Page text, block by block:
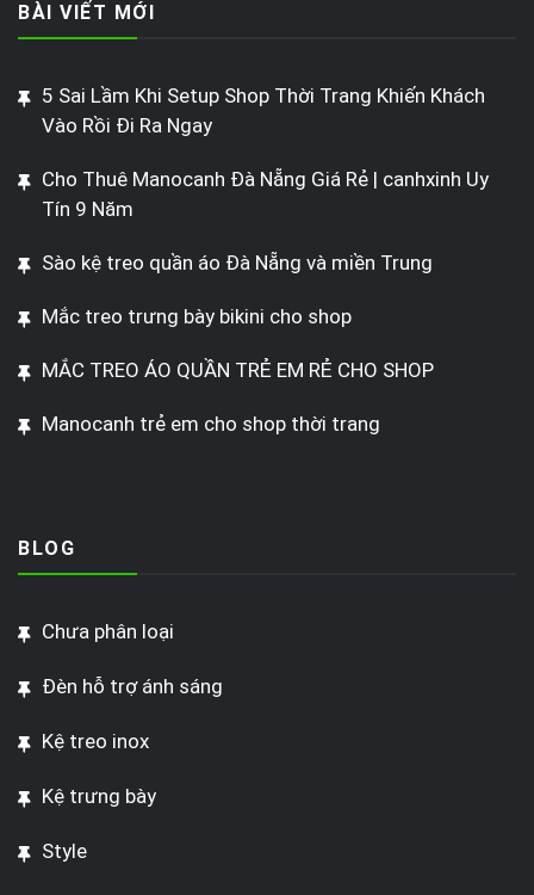
BÀI VIẾT MỚI
5 Sai Lầm Khi Setup Shop Thời Trang Khiến Khách
Vào Rồi Đi Ra Ngay
Cho Thuê Manocanh Đà Nẵng Giá Rẻ | canhxinh Uy
Tín 9 Năm
Sào kệ treo quần áo Đà Nẵng và miền Trung
Mắc treo trưng bày bikini cho shop
MẮC TREO ÁO QUẦN TRẺ EM RẺ CHO SHOP
Manocanh trẻ em cho shop thời trang
BLOG
Chưa phân loại
Đèn hỗ trợ ánh sáng
Kệ treo inox
Kệ trưng bày
Style